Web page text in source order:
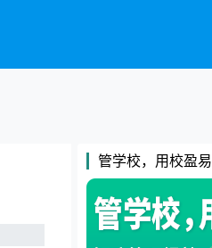
管学校，用校盈易